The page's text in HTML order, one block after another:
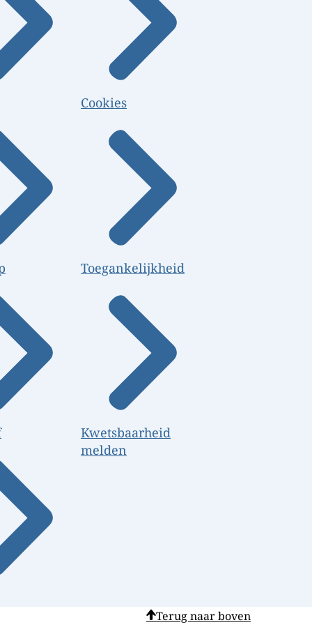
Cookies
Toegankelijkheid
Kwetsbaarheid
melden
Terug naar boven